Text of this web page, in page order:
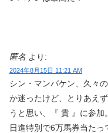
匿名 より:
2024年8月15日 11:21 AM
シン・マンバケン、久々
か迷ったけど、とりあえ
うと思い、『 貴 』に参加。
日進特別で6万馬券当た